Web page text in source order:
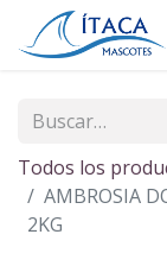
Todos los
AMBROSIA
2KG